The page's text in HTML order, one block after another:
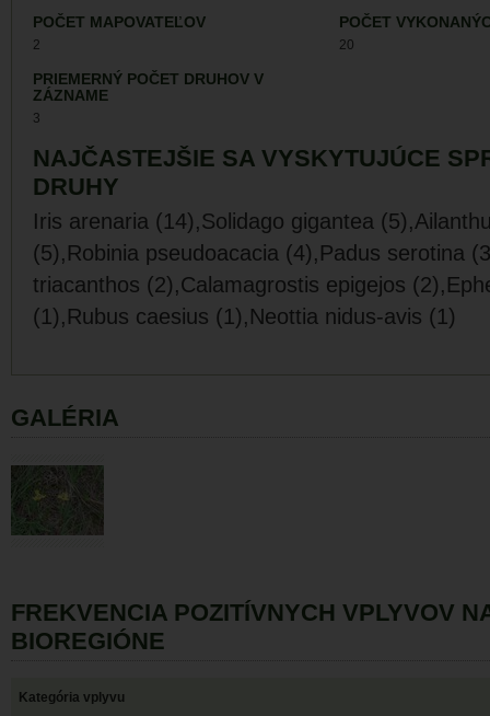
POČET MAPOVATEĽOV
2
POČET
20
PRIEMERNÝ POČET DRUHOV V
ZÁZNAME
3
NAJČASTEJŠIE SA VYSKYTUJÚCE
DRUHY
Iris arenaria (14),Solidago gigantea
(5),Robinia pseudoacacia (4),Padus serotina
triacanthos (2),Calamagrostis epigejos
(1),Rubus caesius (1),Neottia nidus-avis (1)
GALÉRIA
FREKVENCIA POZITÍVNYCH VPLYVOV
BIOREGIÓNE
Kategória vplyvu